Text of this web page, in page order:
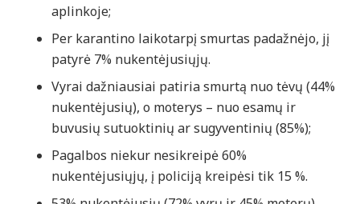
aplinkoje;
Per karantino laikotarpį smurtas padažnėjo, jį
patyrė 7% nukentėjusiųjų.
Vyrai dažniausiai patiria smurtą nuo tėvų (44%
nukentėjusių), o moterys – nuo esamų ir
buvusių sutuoktinių ar sugyventinių (85%);
Pagalbos niekur nesikreipė 60%
nukentėjusiųjų, į policiją kreipėsi tik 15 %.